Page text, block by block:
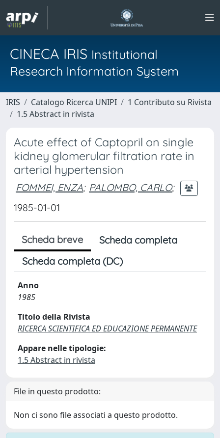
CINECA IRIS Institutional
Research Information System
IRIS Catalogo Ricerca UNIPI
1 Contributo su Rivista
1.5 Abstract in rivista
Acute effect of Captopril on single
kidney glomerular filtration rate in
arterial hypertension
FOMMEI, ENZA; PALOMBO, CARLO;
1985-01-01
Scheda breve
Scheda completa
Scheda completa (DC)
Anno
1985
Titolo della Rivista
RICERCA SCIENTIFICA ED EDUCAZIONE PERMANENTE
Appare nelle tipologie:
1.5 Abstract in rivista
File in questo prodotto:
Non ci sono file associati a questo prodotto.